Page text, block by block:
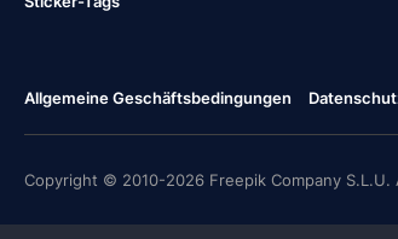
Allgemeine Geschäftsbedingungen
Copyright © 2010-2026 Freepik Company S.L.U.